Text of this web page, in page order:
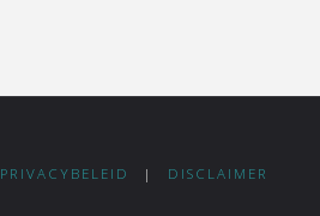
PRIVACYBELEID | DISCLAIMER